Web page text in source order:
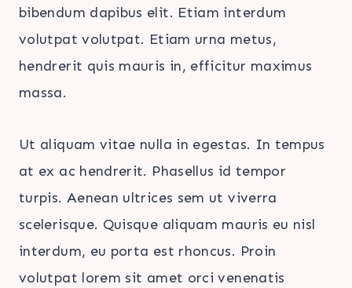
bibendum dapibus elit. Etiam interdum
volutpat volutpat. Etiam urna metus,
hendrerit quis mauris in, efficitur maximus
massa.
Ut aliquam vitae nulla in egestas. In tempus
at ex ac hendrerit. Phasellus id tempor
turpis. Aenean ultrices sem ut viverra
scelerisque. Quisque aliquam mauris eu nisl
interdum, eu porta est rhoncus. Proin
volutpat lorem sit amet orci venenatis